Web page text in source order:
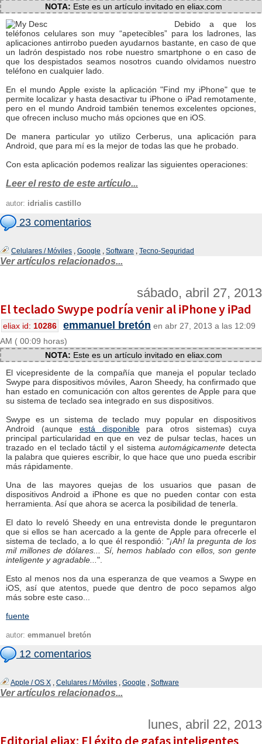
NOTA: Este es un artículo invitado en eliax.com
Debido a que los
teléfonos celulares son muy “apetecibles” para los ladrones, las
aplicaciones antirrobo pueden ayudarnos bastante, en caso de que
un ladrón despistado nos robe nuestro smartphone o en caso de
que los despistados seamos nosotros cuando olvidamos nuestro
teléfono en cualquier lado.
En el mundo Apple existe la aplicación "Find my iPhone" que te
permite localizar y hasta desactivar tu iPhone o iPad remotamente,
pero en el mundo Android también tenemos excelentes opciones,
que ofrecen incluso mucho más opciones que en iOS.
De manera particular yo utilizo Cerberus, una aplicación para
Android, que para mí es la mejor de todas las que he probado.
Con esta aplicación podemos realizar las siguientes operaciones:
Leer el resto de este artículo...
autor: idrialis castillo
23 comentarios
Celulares / Móviles , Google , Software , Tecno-Seguridad
Ver artículos relacionados...
sábado, abril 27, 2013
El teclado Swype podría venir al iPhone y iPad
eliax id: 10286 emmanuel bretón en abr 27, 2013 a las 12:09
AM ( 00:09 horas)
NOTA: Este es un artículo invitado en eliax.com
El vicepresidente de la compañía que maneja el popular teclado
Swype para dispositivos móviles, Aaron Sheedy, ha confirmado que
han estado en comunicación con altos gerentes de Apple para que
su sistema de teclado sea integrado en sus dispositivos.
Swype es un sistema de teclado muy popular en dispositivos
Android (aunque está disponiblepara otros sistemas) cuya
principal particularidad en que en vez de pulsar teclas, haces un
trazado en el teclado táctil y el sistemaautomágicamentedetecta
la palabra que quieres escribir, lo que hace que uno pueda escribir
más rápidamente.
Una de las mayores quejas de los usuarios que pasan de
dispositivos Android a iPhone es que no pueden contar con esta
herramienta. Así que ahora se acerca la posibilidad de tenerla.
El dato lo reveló Sheedy en una entrevista donde le preguntaron
que si ellos se han acercado a la gente de Apple para ofrecerle el
sistema de teclado, a lo que él respondió: "¡Ah! la pregunta de los
mil millones de dólares... Sí, hemos hablado con ellos, son gente
inteligente y agradable... ".
Esto al menos nos da una esperanza de que veamos a Swype en
iOS, así que atentos, puede que dentro de poco sepamos algo
más sobre este caso...
fuente
autor: emmanuel bretón
12 comentarios
Apple / OS X , Celulares / Móviles , Google , Software
Ver artículos relacionados...
lunes, abril 22, 2013
Editorial eliax: El éxito de gafas inteligentes